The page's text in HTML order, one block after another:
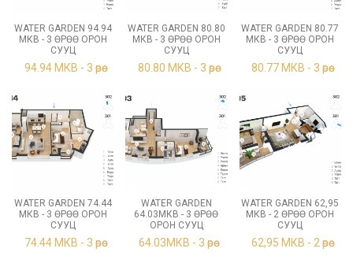
WATER GARDEN 94.94
МКВ - 3 ӨРӨӨ ОРОН
СУУЦ
94.94 МКВ - 3 өрөө
WATER GARDEN 80.80
МКВ - 3 ӨРӨӨ ОРОН
СУУЦ
80.80 МКВ - 3 өрөө
WATER GARDEN 80.77
МКВ - 3 ӨРӨӨ ОРОН
СУУЦ
80.77 МКВ - 3 өрөө
WATER GARDEN 74.44
МКВ - 3 ӨРӨӨ ОРОН
СУУЦ
74.44 МКВ - 3 өрөө
WATER GARDEN
64.03МКВ - 3 ӨРӨӨ
ОРОН СУУЦ
64.03МКВ - 3 өрөө
WATER GARDEN 62,95
МКВ - 2 ӨРӨӨ ОРОН
СУУЦ
62,95 МКВ - 2 өрөө